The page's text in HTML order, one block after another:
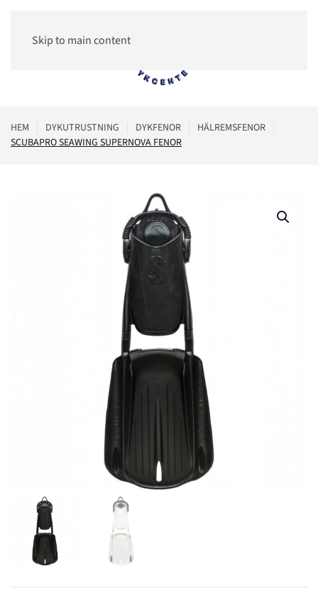
Skip to main content
HEM DYKUTRUSTNING DYKFENOR
HÄLREMSFENOR
SCUBAPRO SEAWING SUPERNOVA FENOR